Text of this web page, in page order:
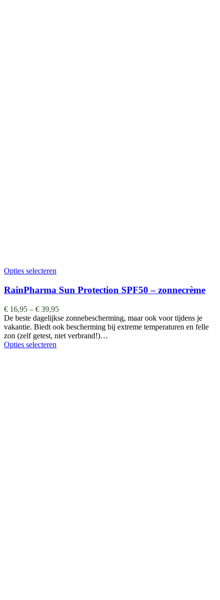
Opties selecteren
RainPharma Sun Protection SPF50 – zonnecrème
€ 16,95 – € 39,95
De beste dagelijkse zonnebescherming, maar ook voor tijdens je
vakantie. Biedt ook bescherming bij extreme temperaturen en felle
zon (zelf getest, niet verbrand!)…
Opties selecteren